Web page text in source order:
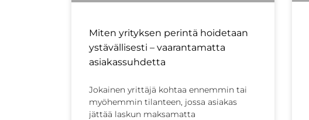
Miten yrityksen perintä hoidetaan
ystävällisesti – vaarantamatta
asiakassuhdetta
Jokainen yrittäjä kohtaa ennemmin tai
myöhemmin tilanteen, jossa asiakas
jättää laskun maksamatta